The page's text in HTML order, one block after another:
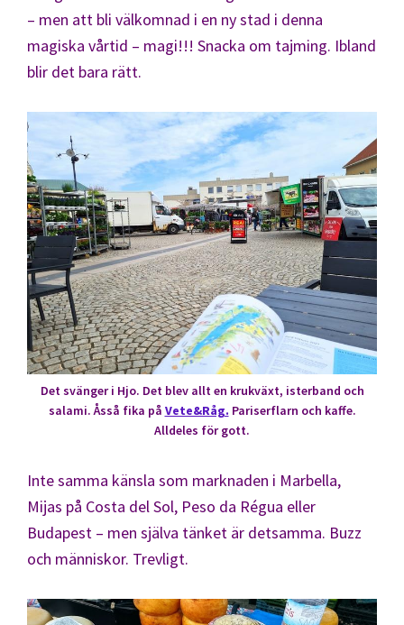
– men att bli välkomnad i en ny stad i denna
magiska vårtid – magi!!! Snacka om tajming. Ibland
blir det bara rätt.
Det svänger i Hjo. Det blev allt en krukväxt, isterband och
salami. Åsså fika på Vete&Råg. Pariserflarn och kaffe.
Alldeles för gott.
Inte samma känsla som marknaden i Marbella,
Mijas på Costa del Sol, Peso da Régua eller
Budapest – men själva tänket är detsamma. Buzz
och människor. Trevligt.